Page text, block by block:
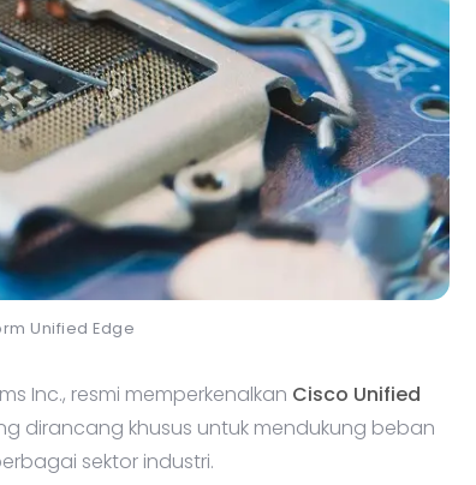
Unified Edge
Inc., resmi memperkenalkan Cisco Unified
dirancang khusus untuk mendukung beban
sektor industri.